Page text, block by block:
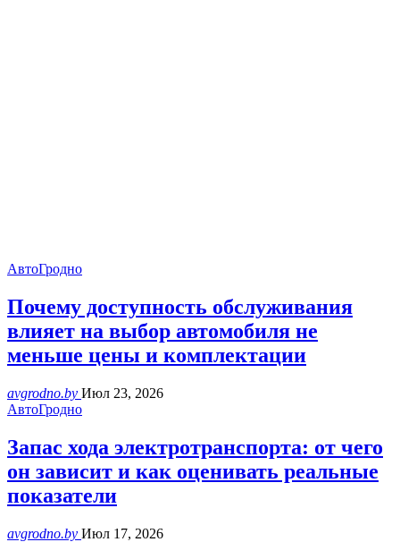
АвтоГродно
Почему доступность обслуживания
влияет на выбор автомобиля не
меньше цены и комплектации
avgrodno.by Июл 23, 2026
АвтоГродно
Запас хода электротранспорта: от чего
он зависит и как оценивать реальные
показатели
avgrodno.by Июл 17, 2026